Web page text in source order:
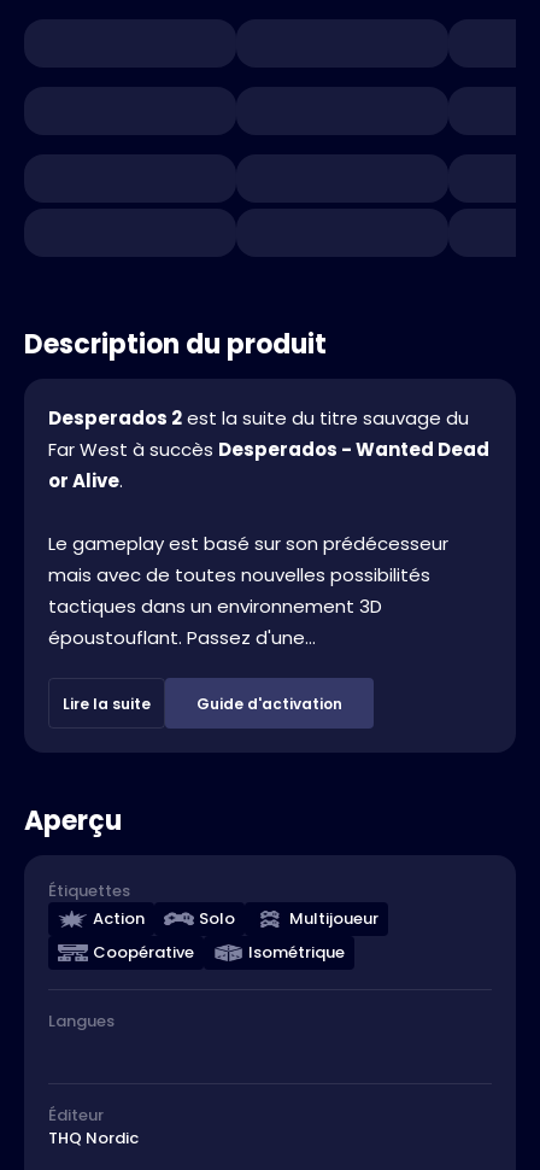
Description du produit
Desperados 2est la suite du titre sauvage du
Far West à succès Desperados - Wanted Dead
or Alive.
Le gameplay est basé sur son prédécesseur
mais avec de toutes nouvelles possibilités
tactiques dans un environnement 3D
époustouflant. Passez d'une...
Lire la suite Guide d'activation
Aperçu
Étiquettes
Action
Solo
Multijoueur
Coopérative
Isométrique
Langues
Éditeur
THQ Nordic